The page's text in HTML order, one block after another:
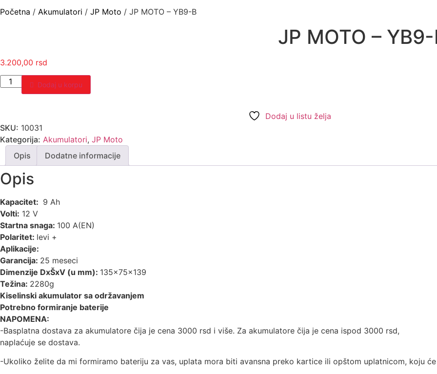
Početna / Akumulatori / JP Moto / JP MOTO – YB9-B
JP MOTO –
3.200,00 rsd
JP
MOTO
Dodaj u korpu
Dodaj u listu želja
SKU: 10031
Kategorija: Akumulatori, JP Moto
Opis
Dodatne informacije
Opis
Kapacitet: 9 Ah
Volti: 12 V
Startna snaga: 100 A(EN)
Polaritet: levi +
Aplikacije:
Garancija: 25 meseci
Dimenzije DxŠxV (u mm): 135x75x139
Težina: 2280g
Kiselinski akumulator sa održavanjem
Potrebno formiranje baterije
NAPOMENA:
-Basplatna dostava za akumulatore čija je cena 3000 rsd i više. Za akumulatore čija je cena ispod 3000 rsd,
naplaćuje se dostava.
-Ukoliko želite da mi formiramo bateriju za vas, uplata mora biti avansna preko kartice ili opštom uplatnicom, koju